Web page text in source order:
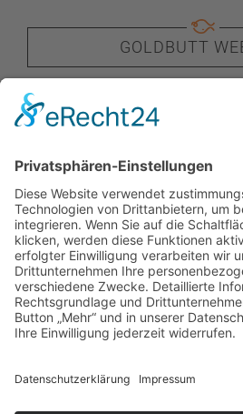
GOLDBUTT
LINKEDIN
KONTAKT